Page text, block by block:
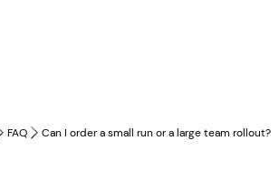
FAQ Can I order a small run or a large team rollout?